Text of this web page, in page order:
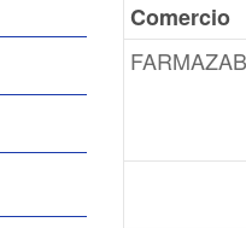
Comercio